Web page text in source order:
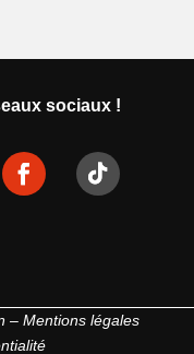
sociaux !
–Mentions légales